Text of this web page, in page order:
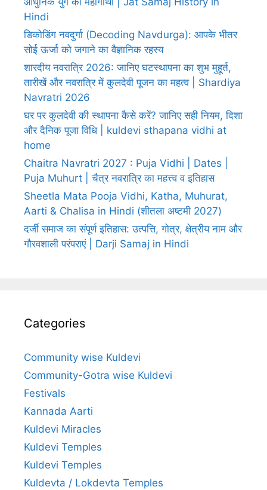
Hindi
डिकोडिंग नवदुर्गा (Decoding Navdurga): आपके भीतर
सोई ऊर्जा को जगाने का वैज्ञानिक रहस्य
शारदीय नवरात्रि 2026: जानिए घटस्थापना का शुभ मुहूर्त,
तारीखें और नवरात्रि में कुलदेवी पूजन का महत्व | Shardiya
Navratri 2026
घर पर कुलदेवी की स्थापना कैसे करें? जानिए सही नियम, दिशा
और दैनिक पूजा विधि | kuldevi sthapana vidhi at
home
Chaitra Navratri 2027 : Puja Vidhi | Dates |
Puja Muhurt | चैत्र नवरात्रि का महत्त्व व इतिहास
Sheetla Mata Pooja Vidhi, Katha, Muhurat,
Aarti & Chalisa in Hindi (शीतला अष्टमी 2027)
दर्जी समाज का संपूर्ण इतिहास: उत्पत्ति, गोत्र, क्षेत्रीय नाम और
गौरवशाली परंपराएं | Darji Samaj in Hindi
Categories
Community wise Kuldevi
Community-Gotra wise Kuldevi
Festivals
Kannada Aarti
Kuldevi Miracles
Kuldevi Temples
Kuldevi Temples
Kuldevta / Lokdevta Temples